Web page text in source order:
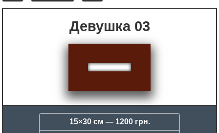
Девушка 03
15×30 см — 1200 грн.